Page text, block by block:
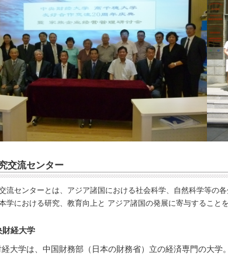
交流センター
流センターとは、アジア諸国における社会科学、自然科学等の
学における研究、教育向上と アジア諸国の発展に寄与すること
財経大学
大学は、中国財務部（日本の財務省）立の経済専門の大